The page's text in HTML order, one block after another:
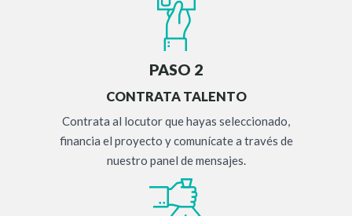
PASO 2
CONTRATA TALENTO
Contrata al locutor que hayas seleccionado,
financia el proyecto y comunícate a través de
nuestro panel de mensajes.